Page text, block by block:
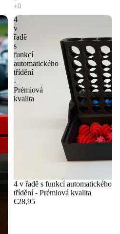
4
v
řadě
s
funkcí
automatického
třídění
-
Prémiová
kvalita
4 v řadě s funkcí automatického
třídění - Prémiová kvalita
€28,95